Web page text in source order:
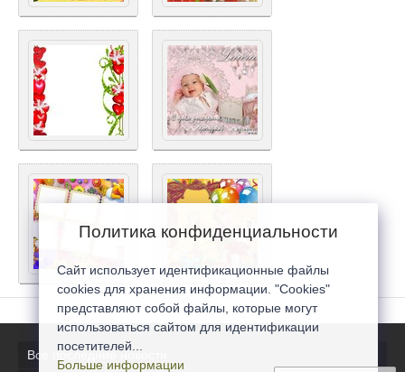
Все последние новости
Политика конфиденциальности
Сайт использует идентификационные файлы
cookies для хранения информации. "Cookies"
представляют собой файлы, которые могут
использоваться сайтом для идентификации
посетителей...
Больше информации